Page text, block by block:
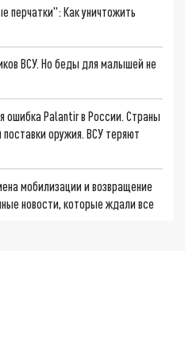
перчатки": Как уничтожить
ВСУ. Но беды для малышей не
ошибка Palantir в России. Страны
оружия. ВСУ теряют
мобилизации и возвращение
новости, которые ждали все